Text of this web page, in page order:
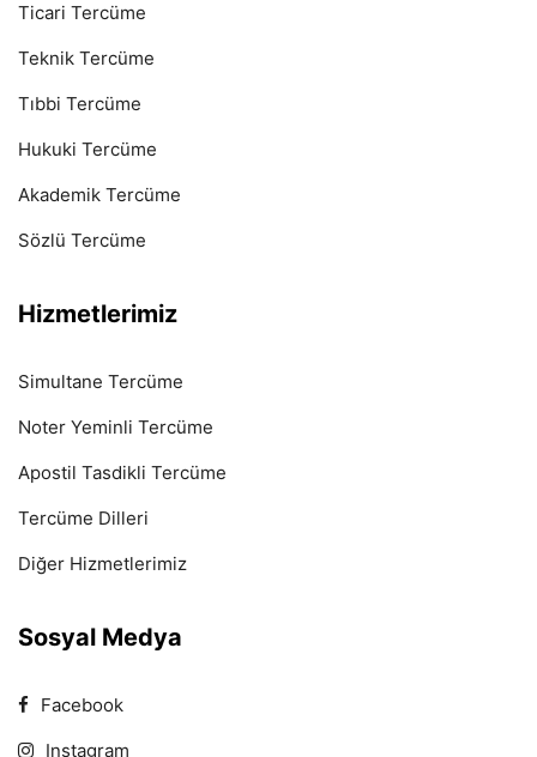
Ticari Tercüme
Teknik Tercüme
Tıbbi Tercüme
Hukuki Tercüme
Akademik Tercüme
Sözlü Tercüme
Hizmetlerimiz
Simultane Tercüme
Noter Yeminli Tercüme
Apostil Tasdikli Tercüme
Tercüme Dilleri
Diğer Hizmetlerimiz
Sosyal Medya
Facebook
Instagram